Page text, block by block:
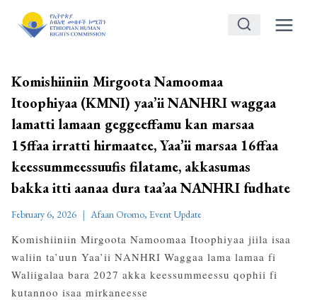
Komishiiniin Mirgoota Namoomaa
Itoophiyaa (KMNI) yaa’ii NANHRI waggaa
lamatti lamaan geggeeffamu kan marsaa
15ffaa irratti hirmaatee, Yaa’ii marsaa 16ffaa
keessummeessuufis filatame, akkasumas
bakka itti aanaa dura taa’aa NANHRI fudhate
February 6, 2026 Afaan Oromo, Event Update
Komishiiniin Mirgoota Namoomaa Itoophiyaa jiila isaa
waliin ta’uun Yaa’ii NANHRI Waggaa lama lamaa fi
Waliigalaa bara 2027 akka keessummeessu qophii fi
kutannoo isaa mirkaneesse